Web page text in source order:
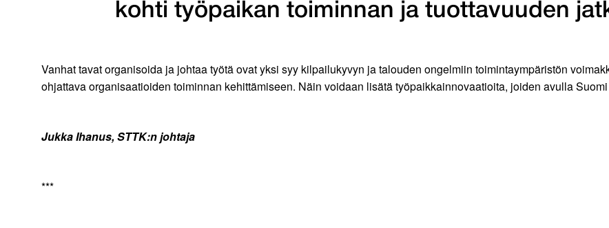
kohti työpaikan toiminnan ja tuottavuuden
Vanhat tavat organisoida ja johtaa työtä ovat yksi syy kilpailukyvyn ja talouden ongelmiin toimintaympäristön
ohjattava organisaatioiden toiminnan kehittämiseen. Näin voidaan lisätä työpaikkainnovaatioita, joiden avulla
Jukka Ihanus, STTK:n johtaja
***